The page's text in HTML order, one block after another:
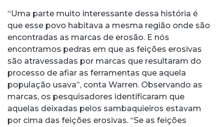
“Uma parte muito interessante dessa história é
que esse povo habitava a mesma região onde são
encontradas as marcas de erosão. E nós
encontramos pedras em que as feições erosivas
são atravessadas por marcas que resultaram do
processo de afiar as ferramentas que aquela
população usava”, conta Warren. Observando as
marcas, os pesquisadores identificaram que
aquelas deixadas pelos sambaquieiros estavam
por cima das feições erosivas. “Se as feições